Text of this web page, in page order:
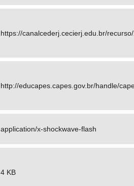
https://canalcederj.cecierj.edu.br/
http://educapes.capes.gov.br/handle/
application/x-shockwave-flash
4 KB